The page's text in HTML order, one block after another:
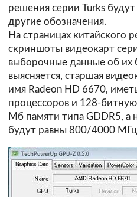
решения серии Turks
другие обозначения.
На страницах китайского
скриншоты видеокарт
выборочные данные об их
выясняется, старшая
имя Radeon HD 6670,
процессоров и 128-
Мб памяти типа GDDR5, а
будут равны 800/4000